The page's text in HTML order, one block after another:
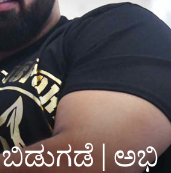
ಬಿಡುಗಡೆ | ಅಭಿ